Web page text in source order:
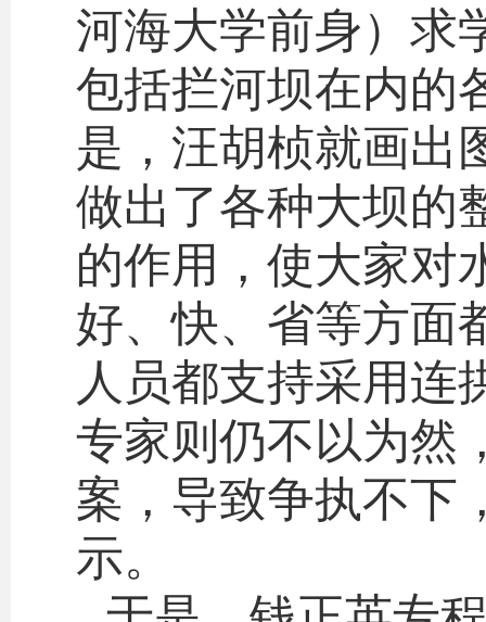
河海大学前身）求
包括拦河坝在内的
是，汪胡桢就画出
做出了各种大坝的
的作用，使大家对
好、快、省等方面
人员都支持采用连
专家则仍不以为然
案，导致争执不下
示。